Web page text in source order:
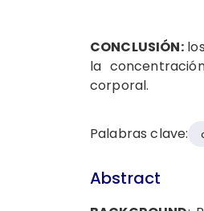
CONCLUSIÓN:
la
corporal.
Palabras clave:
Abstract